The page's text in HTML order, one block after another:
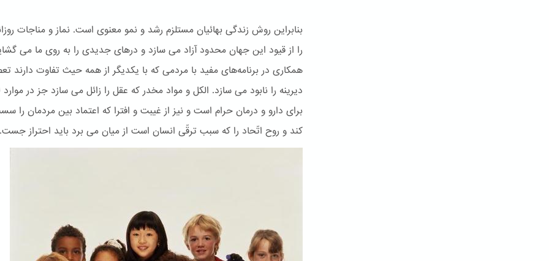
بنابراین روش زندگی بهائیان مستلزم رشد و نمو معنوی است. نماز و مناجات
را از قیود این جهان محدود آزاد می سازد و درهای جدیدی را به روی ما می
همکاری در برنامه‌های مفید با مردمی که با یکدیگر از همه حیث تفاوت دارند
دیرینه را نابود می سازد. الكل و مواد مخدر که عقل را زائل می سازد جز در موارد
برای دارو و درمان حرام است و نیز از غیبت و افترا که اعتماد بین مردمان را
کند و روح اتّحاد را که سبب ترقّی انسان است از میان می برد باید احتراز جست.